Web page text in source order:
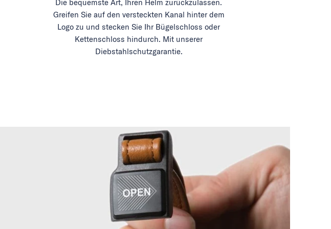
Die bequemste Art, Ihren Helm zurückzulassen.
Greifen Sie auf den versteckten Kanal hinter dem
Logo zu und stecken Sie Ihr Bügelschloss oder
Kettenschloss hindurch. Mit unserer
Diebstahlschutzgarantie.